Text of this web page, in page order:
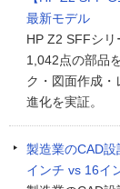
最新モデル
HP Z2 SFFシリ
1,042点の部品
ク・図面作成
進化を実証。
製造業のCAD
インチ vs 16イ